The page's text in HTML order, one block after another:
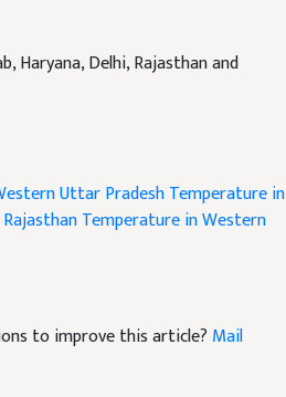
Haryana, Delhi, Rajasthan and
Uttar PradeshTemperature in
Temperature in Western
to improve this article? Mail